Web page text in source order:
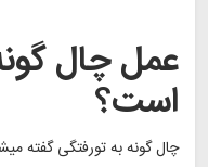
عمل چال
است؟
چال گونه به تورفتگی گفته